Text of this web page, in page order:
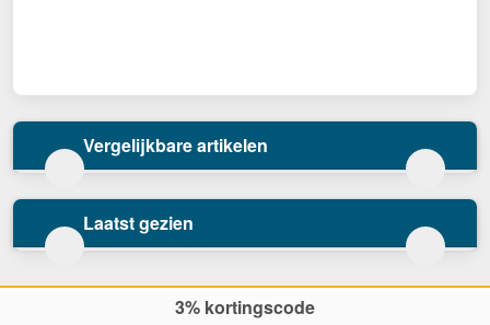
Vergelijkbare artikelen
Laatst gezien
3% kortingscode